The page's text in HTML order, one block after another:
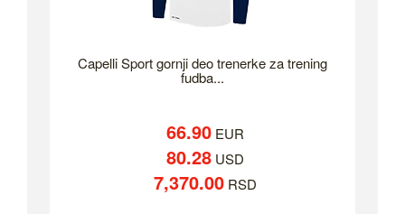
Capelli Sport gornji deo trenerke za trening
fudba...
66.90EUR
80.28USD
7,370.00RSD